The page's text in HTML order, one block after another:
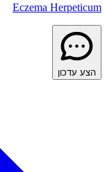
Eczema Herpeticum
הצע עדכון